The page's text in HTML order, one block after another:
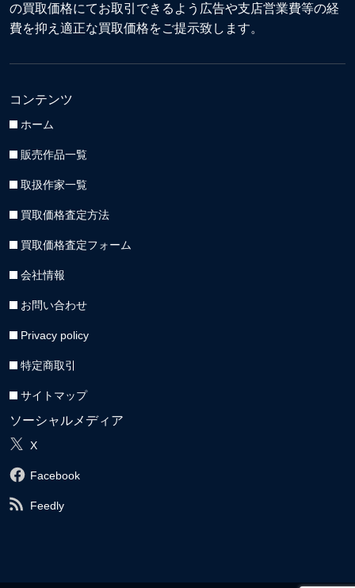
の買取価格にてお取引できるよう広告や支店営業費等の経
費を抑え適正な買取価格をご提示致します。
コンテンツ
ホーム
販売作品一覧
取扱作家一覧
買取価格査定方法
買取価格査定フォーム
会社情報
お問い合わせ
Privacy policy
特定商取引
サイトマップ
ソーシャルメディア
X
Facebook
Feedly